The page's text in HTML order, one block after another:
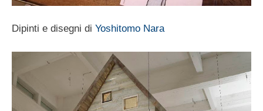
Dipinti e disegni di Yoshitomo Nara